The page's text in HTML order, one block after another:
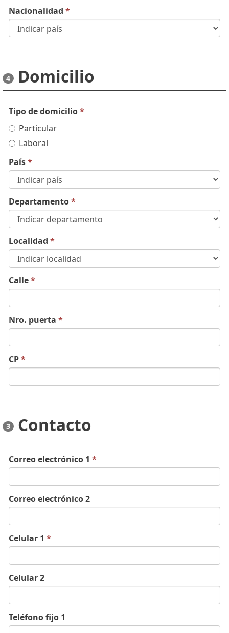
Nacionalidad *
4 Domicilio
Tipo de domicilio*
Particular
Laboral
País*
Departamento*
Localidad *
Calle*
Nro. puerta *
CP*
3 Contacto
Correo electrónico 1 *
Correo electrónico 2
Celular 1 *
Celular 2
Teléfono fijo 1